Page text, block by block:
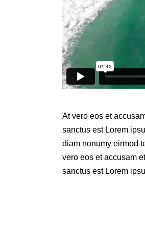
At vero eos et
sanctus est Lorem
diam nonumy eirmod
vero eos et accusam
sanctus est Lorem